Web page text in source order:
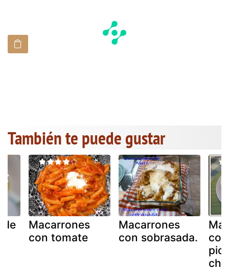
También te puede gustar
de
Macarrones
con tomate
Macarrones
con sobrasada.